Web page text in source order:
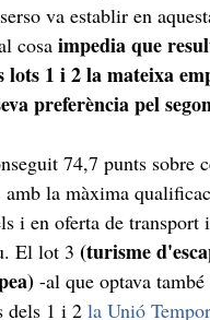
va establir en
cosa impedia que
1 i 2 la mateixa
preferència pel
74,7 punts sobre
la màxima
i en oferta de transport
El lot 3 (turisme
-al que optava
dels 1 i 2 la Unió